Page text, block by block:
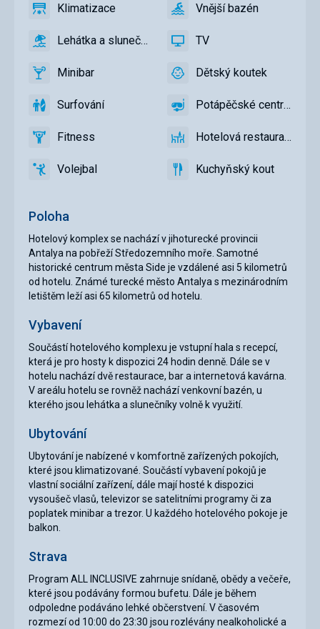
Poloha
Hotelový komplex se nachází v jihoturecké provincii
Antalya na pobřeží Středozemního moře. Samotné
historické centrum města Side je vzdálené asi 5 kilometrů
od hotelu. Známé turecké město Antalya s mezinárodním
letištěm leží asi 65 kilometrů od hotelu.
Vybavení
Součástí hotelového komplexu je vstupní hala s recepcí,
která je pro hosty k dispozici 24 hodin denně. Dále se v
hotelu nachází dvě restaurace, bar a internetová kavárna.
V areálu hotelu se rovněž nachází venkovní bazén, u
kterého jsou lehátka a slunečníky volně k využití.
Ubytování
Ubytování je nabízené v komfortně zařízených pokojích,
které jsou klimatizované. Součástí vybavení pokojů je
vlastní sociální zařízení, dále mají hosté k dispozici
vysoušeč vlasů, televizor se satelitními programy či za
poplatek minibar a trezor. U každého hotelového pokoje je
balkon.
Strava
Program ALL INCLUSIVE zahrnuje snídaně, obědy a večeře,
které jsou podávány formou bufetu. Dále je během
odpoledne podáváno lehké občerstvení. V časovém
rozmezí od 10:00 do 23:30 jsou rozlévány nealkoholické a
Klimatizace
Klimatizace
ano
VnějšíVnější bazén
ano
Lehátka
slunečníky
bazénu
Lehátka
a
slunečníky
na
Lehátka a slunečníky u bazénu zdarma
ano TV TV
ano
Minibar,Minibar
ano
Dětský
Dětský
Dětský koutek
ano
Surfování
Surfování
ano
Potápěčské
Potápěčské centrum
ano
FitnessFitness
ano
HotelováHotelová restaurace
ano
VolejbalVolejbal
ano
Kuchyňský
Kuchyňský kout
ano